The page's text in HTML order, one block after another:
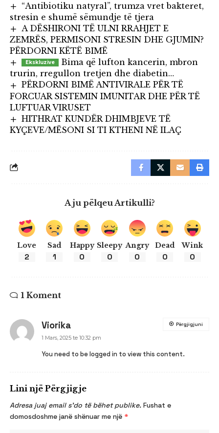
“Antibiotiku natyral”, trumza vret bakteret,
stresin e shumë sëmundje të tjera
A DËSHIRONI TË ULNI RRAHJET E
ZEMRËS, PERMISONI STRESIN DHE GJUMIN?
PËRDORNI KËTË BIMË
Bima që lufton kancerin, mbron
trurin, rregullon tretjen dhe diabetin…
PËRDORNI BIMË ANTIVIRALE PËR TË
FORCUAR SISTEMIN IMUNITAR DHE PËR TË
LUFTUAR VIRUSET
HITHRAT KUNDËR DHIMBJEVE TË
KYÇEVE/MËSONI SI TI KTHENI NË ILAÇ
A ju pëlqeu Artikulli?
Love
2
Sad
1
Happy
0
Sleepy
0
Angry
0
Dead
0
Wink
0
1 Koment
Viorika
1 Mars, 2025 te 10:32 pm
You need to be logged in to view this content.
Përgjigjuni
Lini një Përgjigje
Adresa juaj email s’do të bëhet publike. Fushat e
domosdoshme janë shënuar me një *